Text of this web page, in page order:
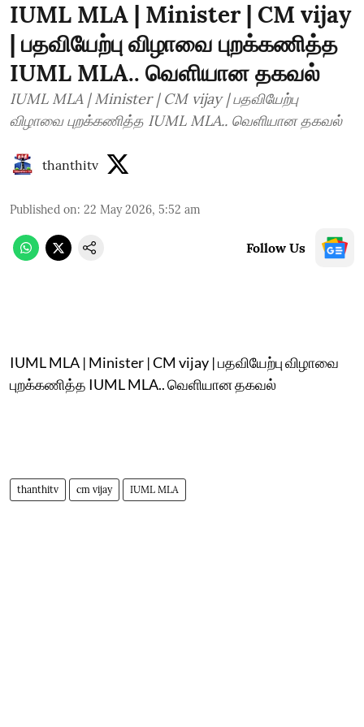
IUML MLA | Minister | CM vijay
| பதவியேற்பு விழாவை புறக்கணித்த
IUML MLA.. வெளியான தகவல்
IUML MLA | Minister | CM vijay | பதவியேற்பு
விழாவை புறக்கணித்த IUML MLA.. வெளியான தகவல்
thanthitv
Published on: 22 May 2026, 5:52 am
Follow Us
IUML MLA | Minister | CM vijay | பதவியேற்பு விழாவை
புறக்கணித்த IUML MLA.. வெளியான தகவல்
thanthitv cm vijay IUML MLA